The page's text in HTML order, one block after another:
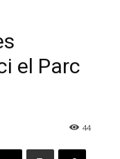
el Parc
44